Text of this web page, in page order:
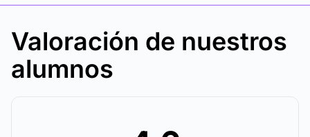
Valoración de nuestros
alumnos